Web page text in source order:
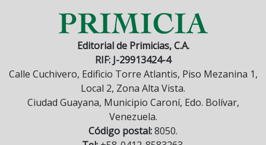
Editorial de Primicias, C.A.
RIF: J-29913424-4
Calle Cuchivero, Edificio Torre Atlantis, Piso Mezanina 1,
Local 2, Zona Alta Vista.
Ciudad Guayana, Municipio Caroní, Edo. Bolívar,
Venezuela.
Código postal:8050.